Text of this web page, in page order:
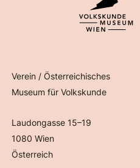
Verein / Österreichisches
Museum für Volkskunde
Laudongasse 15–19
1080 Wien
Österreich